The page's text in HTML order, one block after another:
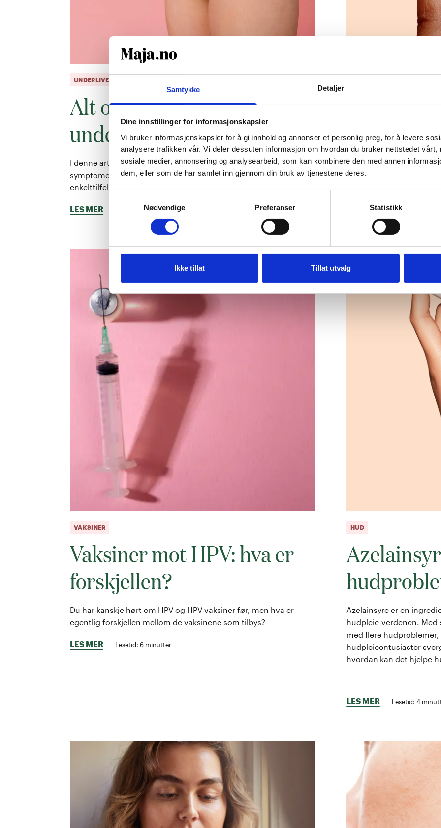
Samtykke Detaljer
Dine innstillinger for informasjonskapsler
Vi bruker informasjonskapsler for å gi innhold og annonser et personlig preg, for å levere
analysere trafikken vår. Vi deler dessuten informasjon om hvordan du bruker nettstedet vårt,
sosiale medier, annonsering og analysearbeid, som kan kombinere den med annen
dem, eller som de har samlet inn gjennom din bruk av tjenestene deres.
Nødvendige
Preferanser Statistikk
Ikke tillat Tillat utvalg
UNDERLIVET
Alt om soppinfeksjon i
underlivet
I denne artikkelen får du en komplett guide til årsaker,
symptomer, behandling og hvordan du best kan forebygge både
enkelttilfeller og tilbakevendende infeksjoner.
LES MER minutter
mot
LES MER Lesetid:3
VAKSINER
Vaksiner mot HPV: hva er
forskjellen?
Du har kanskje hørt om HPV og HPV-vaksiner før, men hva er
egentlig forskjellen mellom de vaksinene som tilbys?
LES MER Lesetid: 6 minutter
HUD
Azelainsyre er en
hudpleie-verdenen.
med flere
hudpleieentusiaster
hvordan kan det hjelpe
LES MER Lesetid: 4